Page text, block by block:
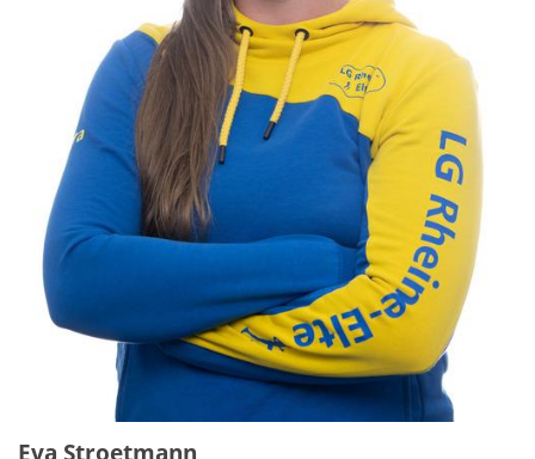
Eva Stroetmann